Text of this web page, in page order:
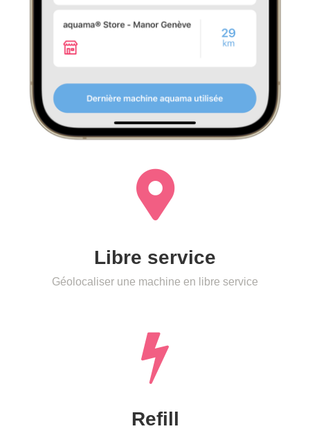
Libre service
Géolocaliser une machine en libre service
Refill